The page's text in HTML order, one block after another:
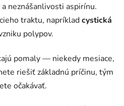
neznášanlivosti aspirínu.
traktu, napríkladcystická
polypov.
pomaly — niekedy mesiace,
riešiť základnú príčinu, tým
očakávať.